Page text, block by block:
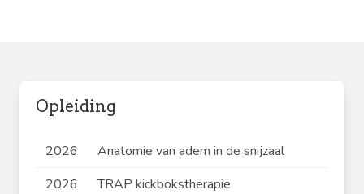
Opleiding
2026
Anatomie van adem in de snijzaal
2026
TRAP kickbokstherapie